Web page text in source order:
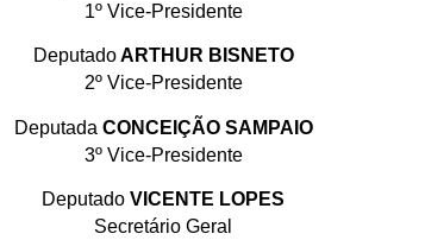
1º Vice-Presidente
DeputadoARTHUR BISNETO
2º Vice-Presidente
Deputada CONCEIÇÃO SAMPAIO
3º Vice-Presidente
Deputado VICENTE LOPES
Secretário Geral